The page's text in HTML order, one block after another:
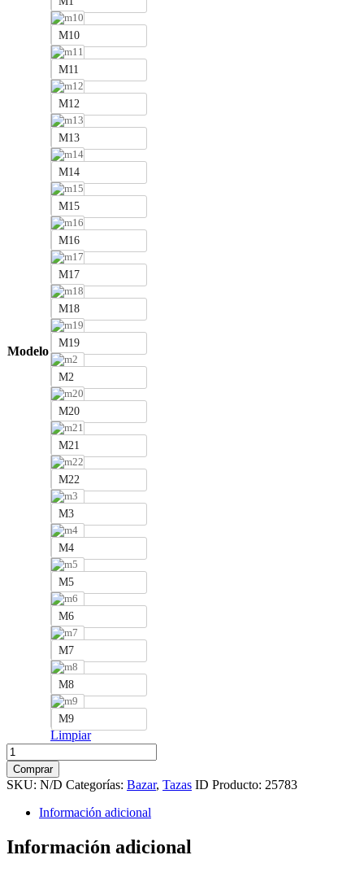
Modelo
M10
M11
M12
M13
M14
M15
M16
M17
M18
M19
M2
M20
M21
M22
M3
M4
M5
M6
M7
M8
M9
Limpiar
Taza
Labubu
cantidad
Comprar
SKU: N/D Categorías: Bazar, Tazas ID Producto: 25783
Información adicional
Información adicional